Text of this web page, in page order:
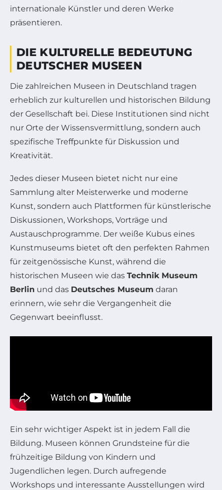
internationale Künstler und deren Werke
präsentieren.
DIE KULTURELLE BEDEUTUNG
DEUTSCHER MUSEEN
Die zahlreichen Museen in Deutschland tragen
erheblich zur kulturellen und historischen Bildung
der Gesellschaft bei. Diese Institutionen sind nicht
nur Orte der Wissensvermittlung, sondern auch
spezifische Treffpunkte für Diskussion und
Kreativität.
Jedes dieser Museen bietet nicht nur eine
Sammlung alter Meisterwerke und moderne
Kunst, sondern auch Plattformen für künstlerische
Diskussionen, Workshops, Vorträge und
Austauschprogramme. Der weiße Kubus eines
Kunstmuseums bietet oft den perfekten Rahmen
für zeitgenössische Kunst, während die
historischen Museen wie das Technik Museum
Berlin und das Deutsches Museum daran
erinnern, wie sehr die Vergangenheit die
Gegenwart beeinflusst.
Ein sehr wichtiger Aspekt ist in jedem Fall die
Bildung. Museen können Grundsteine für die
frühzeitige Bildung von Kindern und
Jugendlichen legen. Durch aufregende
Workshops und interessante Ausstellungen wird